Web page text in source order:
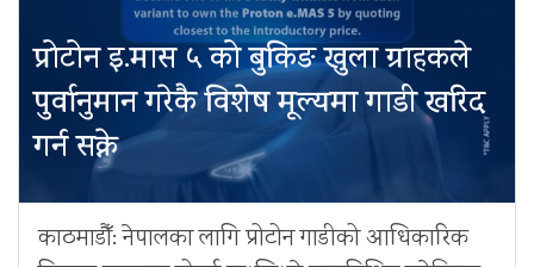
प्रोटोन इ.मास ५ को बुकिङ खुला ग्राहकले
पुर्वानुमान गरेकै विशेष मूल्यमा गाडी खरिद
गर्न सक्ने
काठमाडौँ: नेपालका लागि प्रोटोन गाडीको आधिकारिक